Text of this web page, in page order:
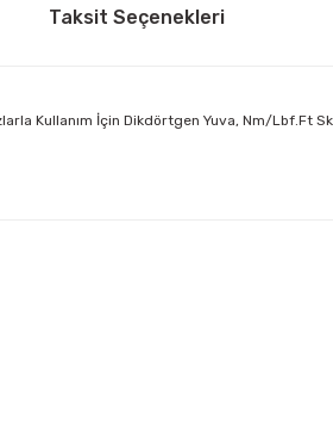
Taksit Seçenekleri
Kullanım İçin Dikdörtgen Yuva, Nm/Lbf.Ft